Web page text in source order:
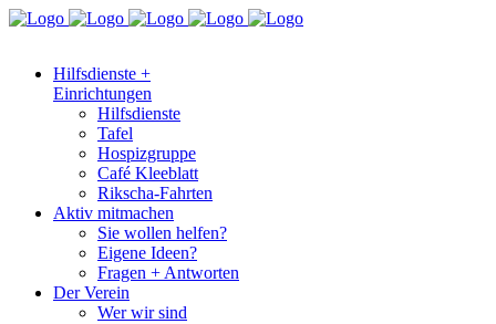
Hilfsdienste +
Einrichtungen
Hilfsdienste
Tafel
Hospizgruppe
Café Kleeblatt
Rikscha-Fahrten
Aktiv mitmachen
Sie wollen helfen?
Eigene Ideen?
Fragen + Antworten
Der Verein
Wer wir sind